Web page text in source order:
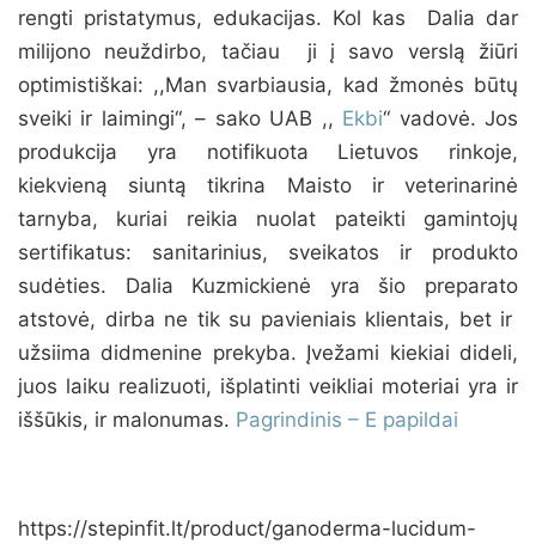
rengti pristatymus, edukacijas. Kol kas Dalia dar
milijono neuždirbo, tačiau ji į savo verslą žiūri
optimistiškai: ,,Man svarbiausia, kad žmonės būtų
sveiki ir laimingi“, – sako UAB ,, Ekbi“ vadovė. Jos
produkcija yra notifikuota Lietuvos rinkoje,
kiekvieną siuntą tikrina Maisto ir veterinarinė
tarnyba, kuriai reikia nuolat pateikti gamintojų
sertifikatus: sanitarinius, sveikatos ir produkto
sudėties. Dalia Kuzmickienė yra šio preparato
atstovė, dirba ne tik su pavieniais klientais, bet ir
užsiima didmenine prekyba. Įvežami kiekiai dideli,
juos laiku realizuoti, išplatinti veikliai moteriai yra ir
iššūkis, ir malonumas. Pagrindinis – E papildai
https://stepinfit.lt/product/ganoderma-lucidum-